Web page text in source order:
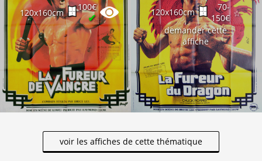
120x160cm
100€
✔ 120x160cm
70-
150€ ☆
demander cette
affiche
voir les affiches de cette thématique